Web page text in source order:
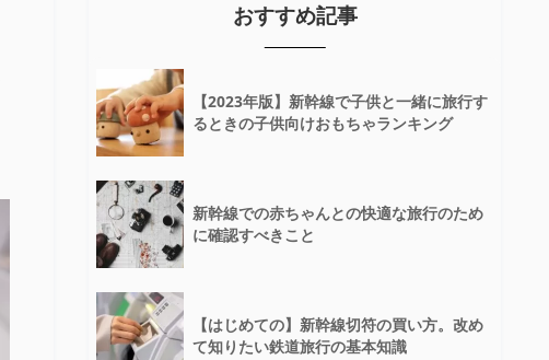
おすすめ記事
【2023年版】新幹線で子供と一緒に旅行す
るときの子供向けおもちゃランキング
新幹線での赤ちゃんとの快適な旅行のため
に確認すべきこと
【はじめての】新幹線切符の買い方。改め
て知りたい鉄道旅行の基本知識